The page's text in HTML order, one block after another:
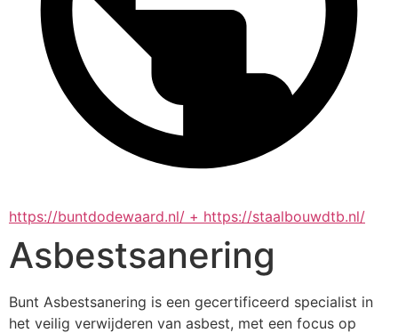
https://buntdodewaard.nl/ + https://staalbouwdtb.nl/
Asbestsanering
Bunt Asbestsanering is een gecertificeerd specialist in
het veilig verwijderen van asbest, met een focus op